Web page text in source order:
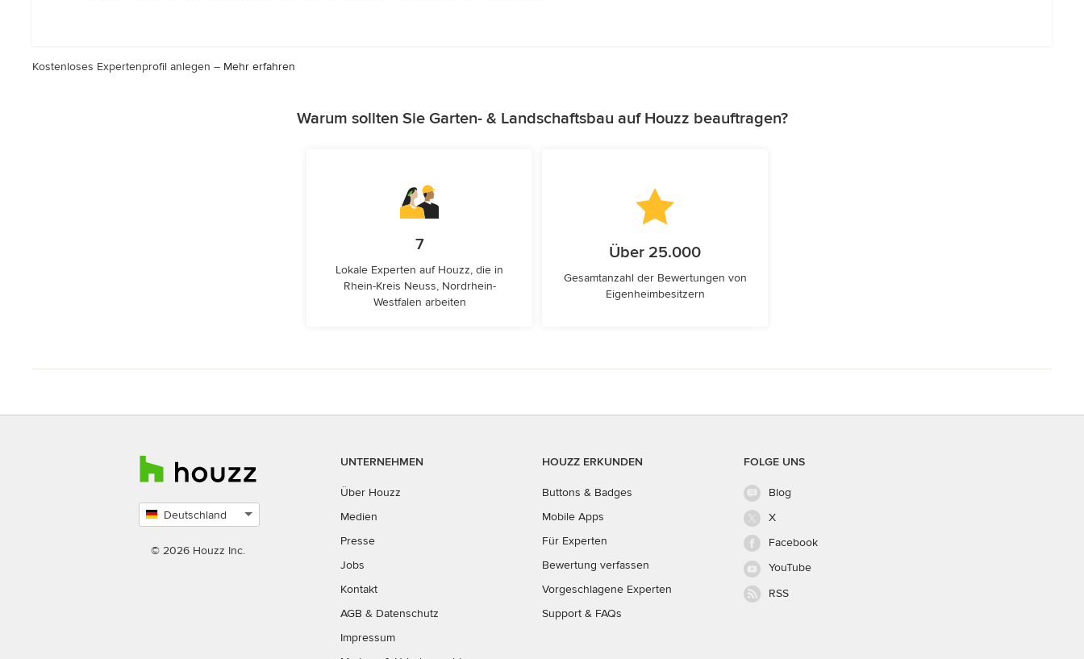
Kostenloses Expertenprofil anlegen – Mehr erfahren
Warum sollten Sie Garten- & Landschaftsbau auf Houzz beauftragen?
7
Lokale Experten auf Houzz, die in
Rhein-Kreis Neuss, Nordrhein-
Westfalen arbeiten
Über 25.000
Gesamtanzahl der Bewertungen von
Eigenheimbesitzern
Deutschland
auswählen
© 2026 Houzz Inc.
UNTERNEHMEN
Über Houzz
Medien
Presse
Jobs
Kontakt
AGB & Datenschutz
Impressum
HOUZZ ERKUNDEN
Buttons & Badges
Mobile Apps
Für Experten
Bewertung verfassen
Vorgeschlagene Experten
Support & FAQs
FOLGE UNS
Blog
X
Facebook
YouTube
RSS